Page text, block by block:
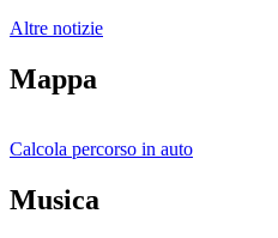
Altre notizie
Mappa
Questa pagina non
Calcola percorso in auto
Musica